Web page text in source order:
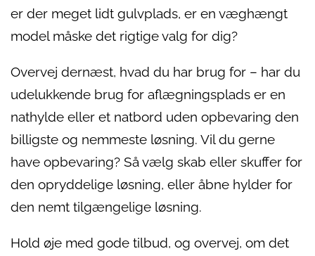
er der meget lidt gulvplads, er en væghængt
model måske det rigtige valg for dig?
Overvej dernæst, hvad du har brug for – har du
udelukkende brug for aflægningsplads er en
nathylde eller et natbord uden opbevaring den
billigste og nemmeste løsning. Vil du gerne
have opbevaring? Så vælg skab eller skuffer for
den opryddelige løsning, eller åbne hylder for
den nemt tilgængelige løsning.
Hold øje med gode tilbud, og overvej, om det